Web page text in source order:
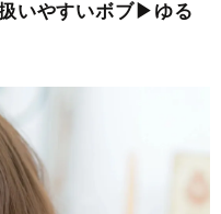
いやすいボブ▶ゆる